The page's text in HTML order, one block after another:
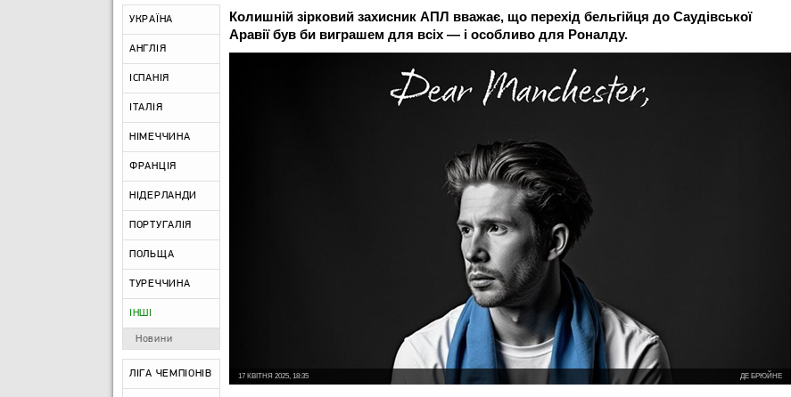
УКРАЇНА
АНГЛІЯ
ІСПАНІЯ
ІТАЛІЯ
НІМЕЧЧИНА
ФРАНЦІЯ
НІДЕРЛАНДИ
ПОРТУГАЛІЯ
ПОЛЬЩА
ТУРЕЧЧИНА
ІНШІ
Новини
ЛІГА ЧЕМПІОНІВ
Колишній зірковий захисник АПЛ вважає, що перехід бельгійця до Саудівської
Аравії був би виграшем для всіх — і особливо для Роналду.
ДЕ БРЮЙНЕ
17 КВІТНЯ 2025, 18:35